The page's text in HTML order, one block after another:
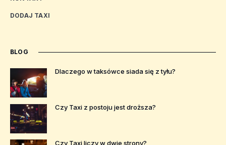
DODAJ TAXI
BLOG
Dlaczego w taksówce siada się z tyłu?
Czy Taxi z postoju jest droższa?
Czy Taxi liczy w dwie strony?